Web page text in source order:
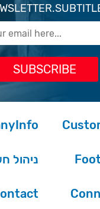
ניהול